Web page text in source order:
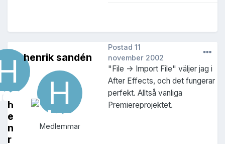
h
e
n
r
henrik sandén
Medlemmar
Postad 11
november 2002
"File -> Import File" väljer jag i
After Effects, och det fungerar
perfekt. Alltså vanliga
Premiereprojektet.